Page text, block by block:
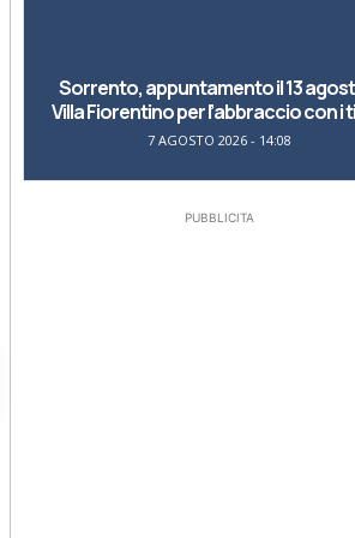
Sorrento, appuntamento il 13
Villa Fiorentino per l’abbraccio con i
7 AGOSTO 2026 - 14:08
PUBBLICITA